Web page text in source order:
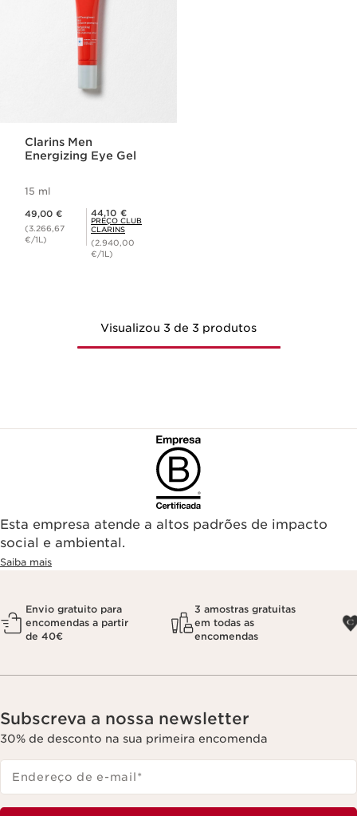
Clarins Men
Energizing Eye Gel
15 ml
49,00 €
(3.266,67
€/1L)
Preço Club Clarins 44,10 €
44,10 €
PREÇO CLUB
CLARINS
(2.940,00
€/1L)
Visualizou 3 de 3 produtos
Esta empresa atende a altos padrões de impacto
social e ambiental.
Saiba mais
Envio gratuito para
encomendas a partir
de 40€
3 amostras gratuitas
em todas as
encomendas
Subscreva a nossa newsletter
30% de desconto na sua primeira encomenda
Endereço de e-mail*